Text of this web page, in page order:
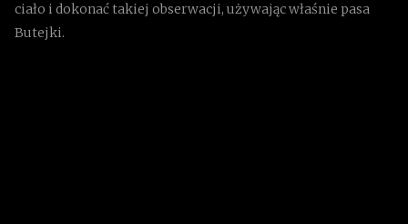
ciało i dokonać takiej obserwacji, używając właśnie pasa
Butejki.